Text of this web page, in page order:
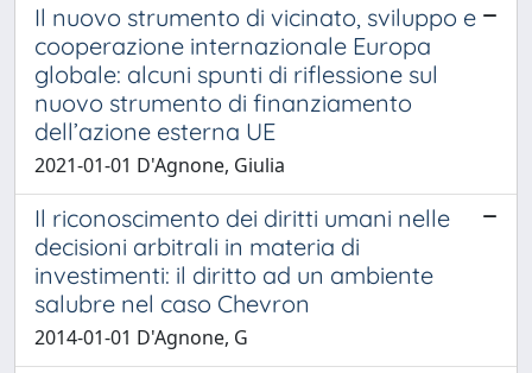
Il nuovo strumento di vicinato, sviluppo e
cooperazione internazionale Europa
globale: alcuni spunti di riflessione sul
nuovo strumento di finanziamento
dell’azione esterna UE
2021-01-01 D'Agnone, Giulia
Il riconoscimento dei diritti umani nelle
decisioni arbitrali in materia di
investimenti: il diritto ad un ambiente
salubre nel caso Chevron
2014-01-01 D'Agnone, G